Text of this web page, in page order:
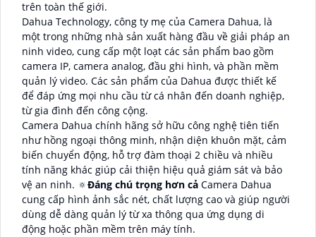
trên toàn thế giới.
Dahua Technology, công ty mẹ của Camera Dahua, là
một trong những nhà sản xuất hàng đầu về giải pháp an
ninh video, cung cấp một loạt các sản phẩm bao gồm
camera IP, camera analog, đầu ghi hình, và phần mềm
quản lý video. Các sản phẩm của Dahua được thiết kế
để đáp ứng mọi nhu cầu từ cá nhân đến doanh nghiệp,
từ gia đình đến công cộng.
Camera Dahua chính hãng sở hữu công nghệ tiên tiến
như hồng ngoại thông minh, nhận diện khuôn mặt, cảm
biến chuyển động, hỗ trợ đàm thoại 2 chiều và nhiều
tính năng khác giúp cải thiện hiệu quả giám sát và bảo
vệ an ninh. 🔅Đáng chú trọng hơn cả Camera Dahua
cung cấp hình ảnh sắc nét, chất lượng cao và giúp người
dùng dễ dàng quản lý từ xa thông qua ứng dụng di
động hoặc phần mềm trên máy tính.